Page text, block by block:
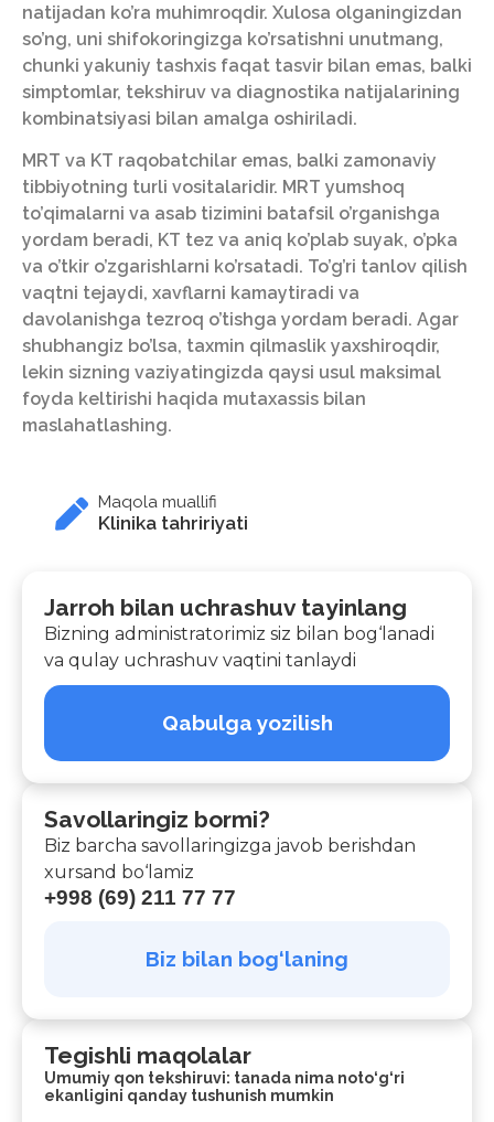
natijadan ko’ra muhimroqdir. Xulosa olganingizdan
so’ng, uni shifokoringizga ko’rsatishni unutmang,
chunki yakuniy tashxis faqat tasvir bilan emas, balki
simptomlar, tekshiruv va diagnostika natijalarining
kombinatsiyasi bilan amalga oshiriladi.
MRT va KT raqobatchilar emas, balki zamonaviy
tibbiyotning turli vositalaridir. MRT yumshoq
to’qimalarni va asab tizimini batafsil o’rganishga
yordam beradi, KT tez va aniq ko’plab suyak, o’pka
va o’tkir o’zgarishlarni ko’rsatadi. To’g’ri tanlov qilish
vaqtni tejaydi, xavflarni kamaytiradi va
davolanishga tezroq o’tishga yordam beradi. Agar
shubhangiz bo’lsa, taxmin qilmaslik yaxshiroqdir,
lekin sizning vaziyatingizda qaysi usul maksimal
foyda keltirishi haqida mutaxassis bilan
maslahatlashing.
Maqola muallifi
Klinika tahririyati
Jarroh bilan uchrashuv tayinlang
Bizning administratorimiz siz bilan bog‘lanadi
va qulay uchrashuv vaqtini tanlaydi
Qabulga yozilish
Savollaringiz bormi?
Biz barcha savollaringizga javob berishdan
xursand bo‘lamiz
+998 (69) 211 77 77
Biz bilan bog‘laning
Tegishli maqolalar
Umumiy qon tekshiruvi: tanada nima noto‘g‘ri
ekanligini qanday tushunish mumkin